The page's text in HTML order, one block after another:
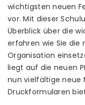
wichtigsten neuen
vor. Mit dieser
Überblick über die
erfahren wie Sie die
Organisation
liegt auf die neuen
nun vielfältige neue
Druckformularen